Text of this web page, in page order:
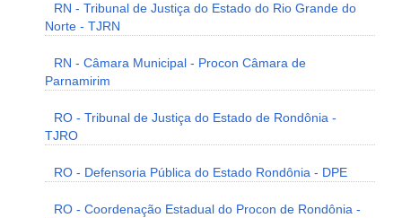
RN - Tribunal de Justiça do Estado do Rio Grande do
Norte - TJRN
RN - Câmara Municipal - Procon Câmara de
Parnamirim
RO - Tribunal de Justiça do Estado de Rondônia -
TJRO
RO - Defensoria Pública do Estado Rondônia - DPE
RO - Coordenação Estadual do Procon de Rondônia -